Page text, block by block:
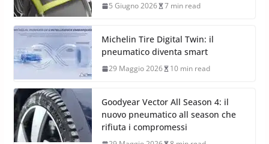
5 Giugno 2026 7 min read
Michelin Tire Digital Twin: il
pneumatico diventa smart
29 Maggio 2026 10 min read
Goodyear Vector All Season 4: il
nuovo pneumatico all season che
rifiuta i compromessi